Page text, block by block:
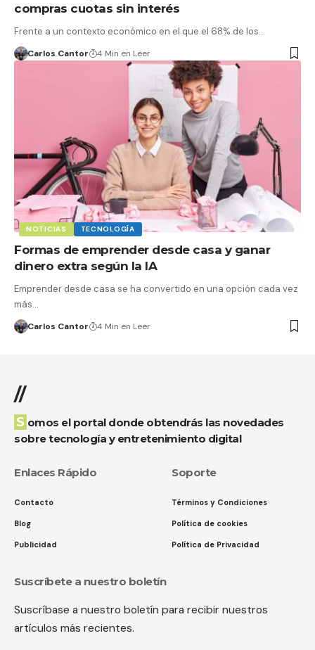
compras cuotas sin interés
Frente a un contexto económico en el que el 68% de los…
Carlos Cantor 4 Min en Leer
NOTICIAS TECNOLOGÍA
Formas de emprender desde casa y ganar
dinero extra según la IA
Emprender desde casa se ha convertido en una opción cada vez
más…
Carlos Cantor 4 Min en Leer
//
Somos el portal donde obtendrás las novedades
sobre tecnología y entretenimiento digital
Enlaces Rápido
Contacto
Blog
Publicidad
Soporte
Términos y Condiciones
Política de cookies
Política de Privacidad
Suscríbete a nuestro boletín
Suscríbase a nuestro boletín para recibir nuestros
artículos más recientes.